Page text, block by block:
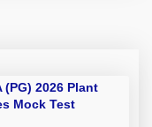
(PG) 2026 Plant
Mock Test